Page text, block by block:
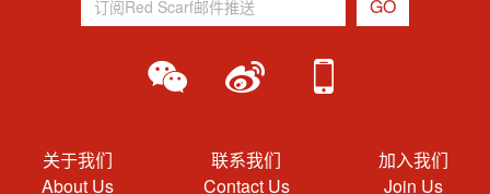
关于我们
About Us
联系我们
Contact Us
加入我们
Join Us